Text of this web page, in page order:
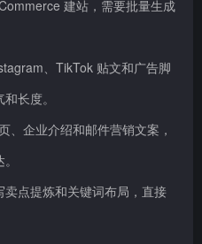
建站，需要批量生成
、TikTok 贴文和广告脚
长度。
、企业介绍和邮件营销文案，
点提炼和关键词布局，直接